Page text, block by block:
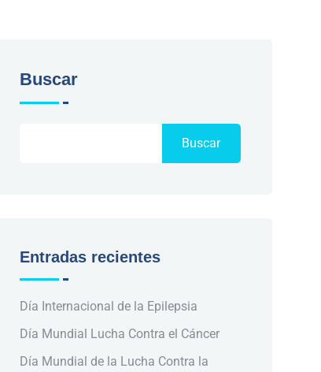
Buscar
Buscar
Entradas recientes
Día Internacional de la Epilepsia
Día Mundial Lucha Contra el Cáncer
Día Mundial de la Lucha Contra la